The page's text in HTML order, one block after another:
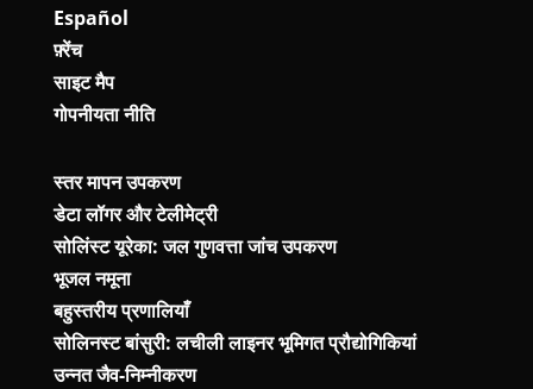
Español
फ़्रेंच
साइट मैप
गोपनीयता नीति
स्तर मापन उपकरण
डेटा लॉगर और टेलीमेट्री
सोलिंस्ट यूरेका: जल गुणवत्ता जांच उपकरण
भूजल नमूना
बहुस्तरीय प्रणालियाँ
सोलिनस्ट बांसुरी: लचीली लाइनर भूमिगत प्रौद्योगिकियां
उन्नत जैव-निम्नीकरण